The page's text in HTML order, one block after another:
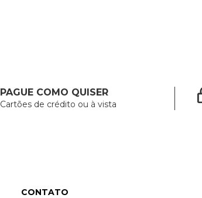
PAGUE COMO QUISER
Cartões de crédito ou à vista
CONTATO